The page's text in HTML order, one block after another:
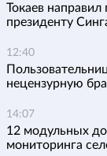
Токаев
президенту
12:40
нецензурную
14:07
12 модульных
мониторинга